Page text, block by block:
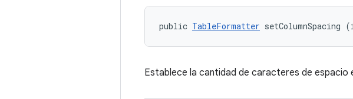
public TableFormatter setColumnSpacing
Establece la cantidad de caracteres de espacio